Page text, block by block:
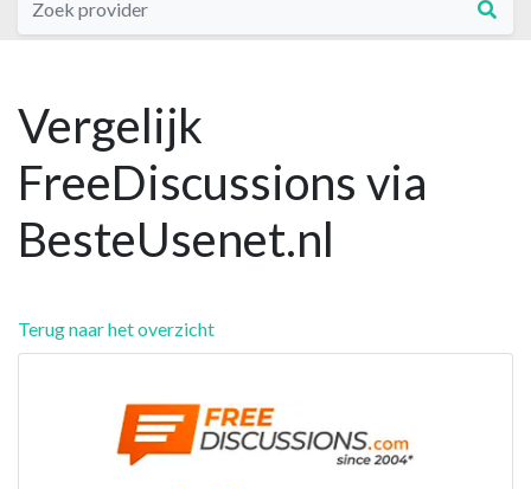
Vergelijk
FreeDiscussions via
BesteUsenet.nl
Terug naar het overzicht